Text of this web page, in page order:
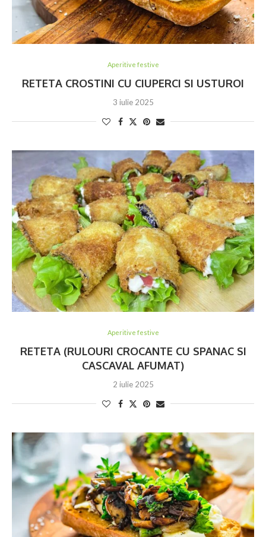
Aperitive festive
RETETA CROSTINI CU CIUPERCI SI USTUROI
3 iulie 2025
Aperitive festive
RETETA (RULOURI CROCANTE CU SPANAC SI
CASCAVAL AFUMAT)
2 iulie 2025